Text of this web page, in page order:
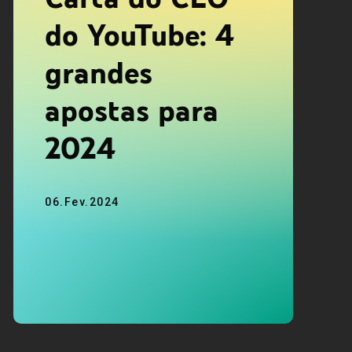
do YouTube: 4
grandes
apostas para
2024
06.Fev.2024